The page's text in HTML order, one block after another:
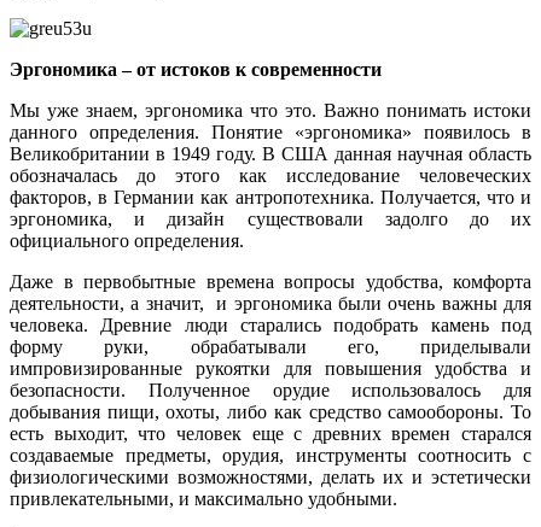
Эргономика – от истоков к современности
Мы уже знаем, эргономика что это. Важно понимать истоки
данного определения. Понятие «эргономика» появилось в
Великобритании в 1949 году. В США данная научная область
обозначалась до этого как исследование человеческих
факторов, в Германии как антропотехника. Получается, что и
эргономика, и дизайн существовали задолго до их
официального определения.
Даже в первобытные времена вопросы удобства, комфорта
деятельности, а значит, и эргономика были очень важны для
человека. Древние люди старались подобрать камень под
форму руки, обрабатывали его, приделывали
импровизированные рукоятки для повышения удобства и
безопасности. Полученное орудие использовалось для
добывания пищи, охоты, либо как средство самообороны. То
есть выходит, что человек еще с древних времен старался
создаваемые предметы, орудия, инструменты соотносить с
физиологическими возможностями, делать их и эстетически
привлекательными, и максимально удобными.